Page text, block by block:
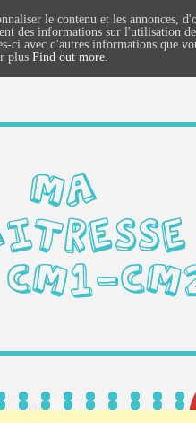
MA
le contenu et les annonces,
des informations sur l'utilisation
ci avec d'autres informations que
plus Find out more.